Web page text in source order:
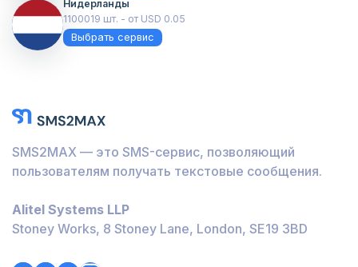
Нидерланды
1100019 шт. - от USD 0.05
Выбрать сервис
SMS2MAX — это SMS-сервис, позволяющий
пользователям получать текстовые сообщения.
Alitel Systems LLP
Stoney Works, 8 Stoney Lane, London, SE19 3BD